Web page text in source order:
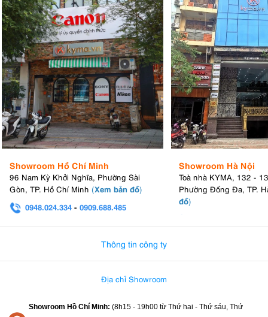
Showroom Hồ Chí Minh
96 Nam Kỳ Khởi Nghĩa, Phường Sài
Gòn, TP. Hồ Chí Minh (Xem bản đồ)
0948.024.334 - 0909.688.485
Showroom Hà Nội
Toà nhà KYMA, 132 -
Phường Đống Đa, TP.
đồ)
Thông tin công ty
Địa chỉ Showroom
Showroom Hồ Chí Minh: (8h15 - 19h00 từ Thứ hai - Thứ sáu, Thứ